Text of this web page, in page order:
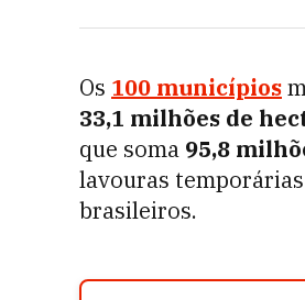
Os 100 municípios
33,1 milhões de
que soma 95,8
lavouras
brasileiros.